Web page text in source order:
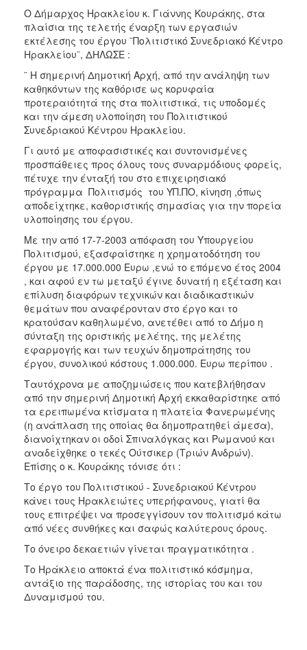
ΔΗΜΟΤΗΣ
ΕΠΙΣΚΕΠΤΗΣ
ΗΡΑΚΛΕΙΟ
Ο Δήμαρχος Ηρακλείου κ. Γιάννης Κουράκης, στα
πλαίσια της τελετής έναρξη των εργασιών
εκτέλεσης του έργου ¨Πολιτιστικό Συνεδριακό Κέντρο
Ηρακλείου¨, ΔΗΛΩΣΕ :
¨ Η σημερινή Δημοτική Αρχή, από την ανάληψη των
καθηκόντων της καθόρισε ως κορυφαία
προτεραιότητά της στα πολιτιστικά, τις υποδομές
και την άμεση υλοποίηση του Πολιτιστικού
Συνεδριακού Κέντρου Ηρακλείου.
Γι αυτό με αποφασιστικές και συντονισμένες
προσπάθειες προς όλους τους συναρμόδιους φορείς,
πέτυχε την ένταξή του στο επιχειρησιακό
πρόγραμμα  Πολιτισμός  του ΥΠ.ΠΟ, κίνηση ,όπως
αποδείχτηκε, καθοριστικής σημασίας για την πορεία
υλοποίησης του έργου.
Με την από 17-7-2003 απόφαση του Υπουργείου
Πολιτισμού, εξασφαίστηκε η χρηματοδότηση του
έργου με 17.000.000 Ευρω ,ενώ το επόμενο έτος 2004
, και αφού εν τω μεταξύ έγινε δυνατή η εξέταση και
επίλυση διαφόρων τεχνικών και διαδικαστικών
θεμάτων που αναφέρονταν στο έργο και το
κρατούσαν καθηλωμένο, ανετέθει από το Δήμο η
σύνταξη της οριστικής μελέτης, της μελέτης
εφαρμογής και των τευχών δημοπράτησης του
έργου, συνολικού κόστους 1.000.000. Ευρω περίπου .
Ταυτόχρονα με αποζημιώσεις που κατεβλήθησαν
από την σημερινή Δημοτική Αρχή εκκαθαρίστηκε από
τα ερειπωμένα κτίσματα η πλατεία Φανερωμένης
(η ανάπλαση της οποίας θα δημοπρατηθεί άμεσα),
διανοίχτηκαν οι οδοί Σπιναλόγκας και Ρωμανού και
αναδείχθηκε ο τεκές Ούτσικερ (Τριών Ανδρών).
Επίσης ο κ. Κουράκης τόνισε ότι :
Το έργο του Πολιτιστικού - Συνεδριακού Κέντρου
κάνει τους Ηρακλειώτες υπερήφανους, γιατί θα
τους επιτρέψει να προσεγγίσουν τον πολιτισμό κάτω
από νέες συνθήκες και σαφώς καλύτερους όρους.
Το όνειρο δεκαετιών γίνεται πραγματικότητα .
Το Ηράκλειο αποκτά ένα πολιτιστικό κόσμημα,
αντάξιο της παράδοσης, της ιστορίας του και του
Δυναμισμού του.